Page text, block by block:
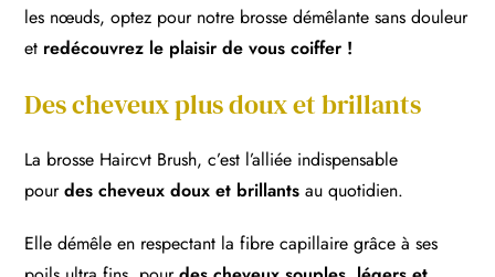
les nœuds, optez pour notre brosse démêlante sans douleur
et redécouvrez le plaisir de vous coiffer !
Des cheveux plus doux et brillants
La brosse Haircvt Brush, c’est l’alliée indispensable
pourdes cheveux doux et brillants au quotidien.
Elle démêle en respectant la fibre capillaire grâce à ses